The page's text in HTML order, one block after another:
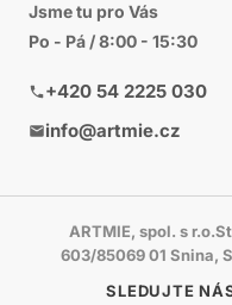
Jsme tu pro Vás
Po - Pá / 8:00 - 15:30
+420 54 2225 030
info@artmie.cz
ARTMIE, spol. s
603/85069 01 Snina,
SLEDUJTE